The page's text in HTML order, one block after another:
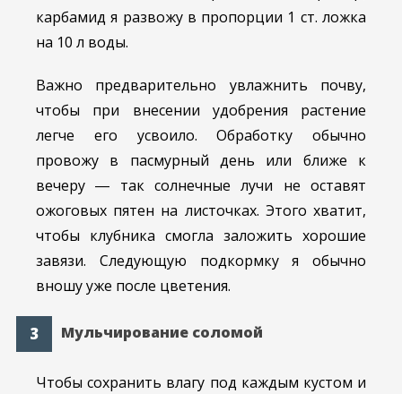
карбамид я развожу в пропорции 1 ст. ложка
на 10 л воды.
Важно предварительно увлажнить почву,
чтобы при внесении удобрения растение
легче его усвоило. Обработку обычно
провожу в пасмурный день или ближе к
вечеру ― так солнечные лучи не оставят
ожоговых пятен на листочках. Этого хватит,
чтобы клубника смогла заложить хорошие
завязи. Следующую подкормку я обычно
вношу уже после цветения.
Мульчирование соломой
Чтобы сохранить влагу под каждым кустом и